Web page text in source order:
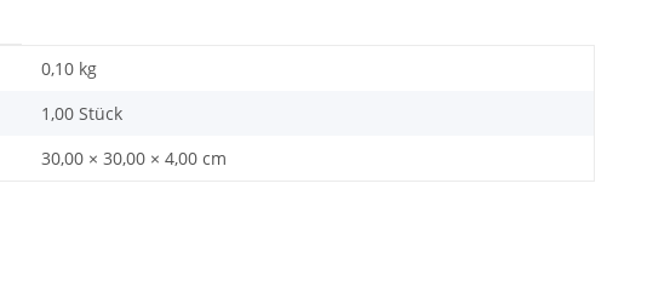
0,10 kg
1,00 Stück
30,00 × 30,00 × 4,00 cm